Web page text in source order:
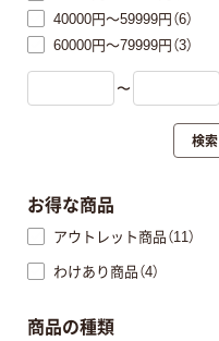
40000円～59999円（6）
60000円～79999円（3）
〜
検索
お得な商品
アウトレット商品（11）
わけあり商品（4）
商品の種類